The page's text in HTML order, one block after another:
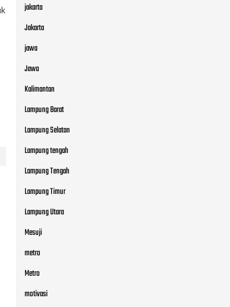
jakarta
Jakarta
jawa
Jawa
Kalimantan
Lampung Barat
Lampung Selatan
Lampung tengah
Lampung Tengah
Lampung Timur
Lampung Utara
Mesuji
metro
Metro
motivasi